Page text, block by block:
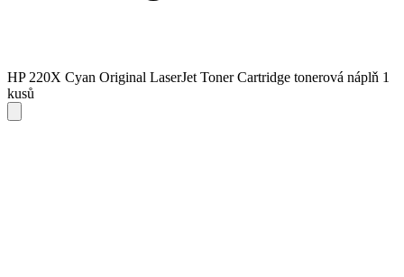
HP 220X Cyan Original LaserJet Toner Cartridge tonerová náplň 1
kusů